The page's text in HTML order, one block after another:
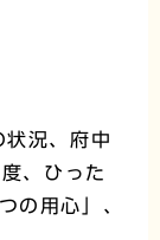
況、府中
、ひった
の用心」、